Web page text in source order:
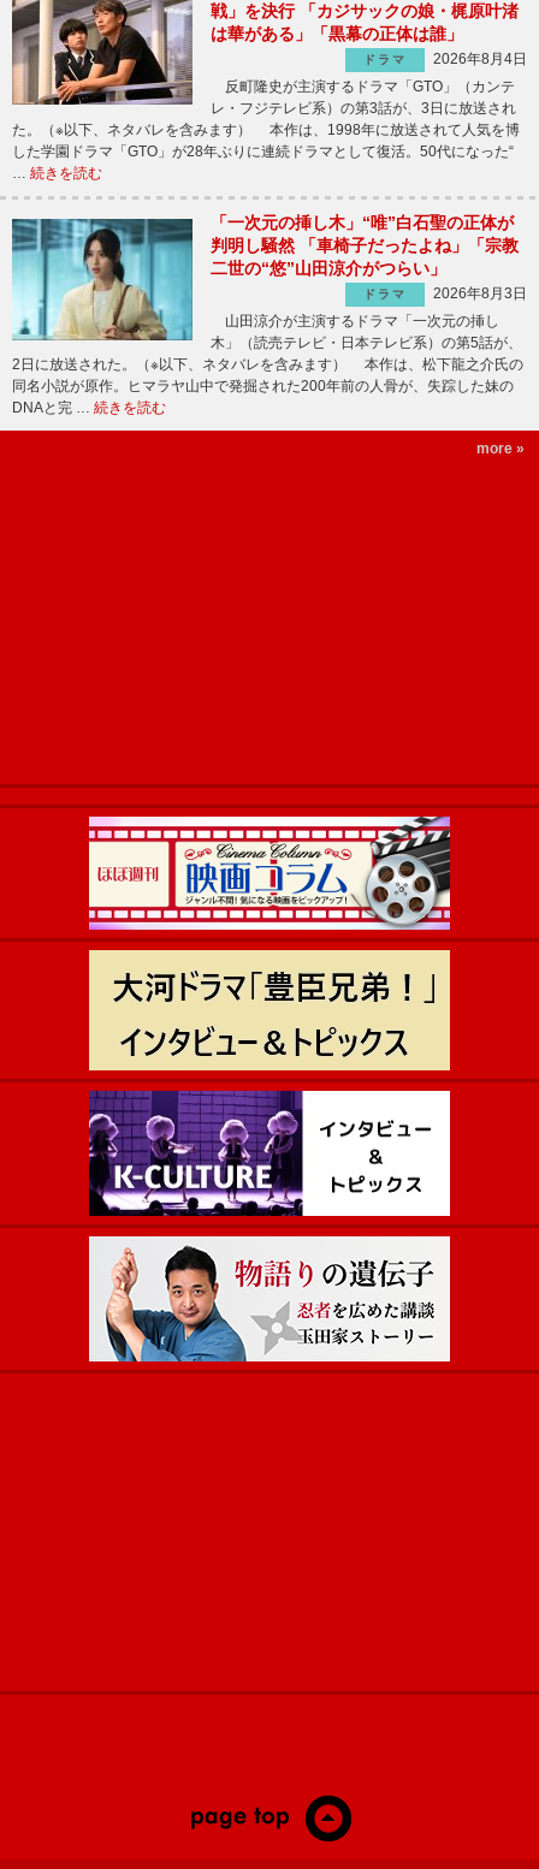
戦」を決行 「カジサックの娘・梶原叶渚
は華がある」「黒幕の正体は誰」
ドラマ
2026年8月4日
反町隆史が主演するドラマ「GTO」（カンテ
レ・フジテレビ系）の第3話が、3日に放送され
た。（※以下、ネタバレを含みます） 本作は、1998年に放送されて人気を博
した学園ドラマ「GTO」が28年ぶりに連続ドラマとして復活。50代になった“
… 続きを読む
「一次元の挿し木」“唯”白石聖の正体が
判明し騒然 「車椅子だったよね」「宗教
二世の“悠”山田涼介がつらい」
ドラマ
2026年8月3日
山田涼介が主演するドラマ「一次元の挿し
木」（読売テレビ・日本テレビ系）の第5話が、
2日に放送された。（※以下、ネタバレを含みます） 本作は、松下龍之介氏の
同名小説が原作。ヒマラヤ山中で発掘された200年前の人骨が、失踪した妹の
DNAと完 … 続きを読む
more »